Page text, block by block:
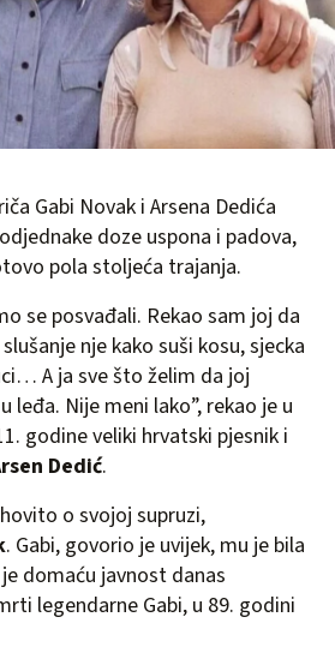
Gabi Novak i Arsena Dedića
doze uspona i padova,
pola stoljeća trajanja.
se posvađali. Rekao sam joj da
nje kako suši kosu, sjecka
A ja sve što želim da joj
leđa. Nije meni lako”, rekao je u
godine veliki hrvatski pjesnik i
Dedić.
o svojoj supruzi,
. Gabi, govorio je uvijek, mu je bila
je domaću javnost danas
legendarne Gabi, u 89. godini